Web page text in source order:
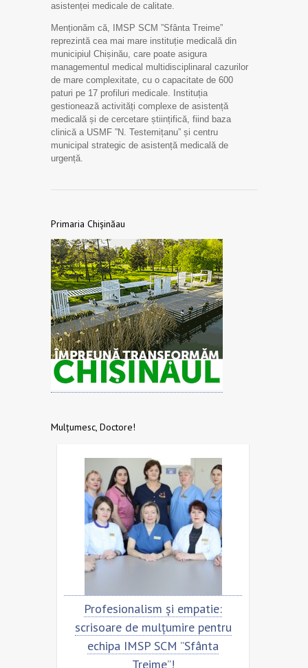
asistenței medicale de calitate.
Menționăm că, IMSP SCM ”Sfânta Treime”
reprezintă cea mai mare instituție medicală din
municipiul Chișinău, care poate asigura
managementul medical multidisciplinaral cazurilor
de mare complexitate, cu o capacitate de 600
paturi pe 17 profiluri medicale. Instituția
gestionează activități complexe de asistență
medicală și de cercetare științifică, fiind baza
clinică a USMF ”N. Testemițanu” și centru
municipal strategic de asistență medicală de
urgență.
Primaria Chișinăau
Mulțumesc, Doctore!
Profesionalism și empatie:
scrisoare de mulțumire pentru
echipa IMSP SCM ”Sfânta
Treime”!